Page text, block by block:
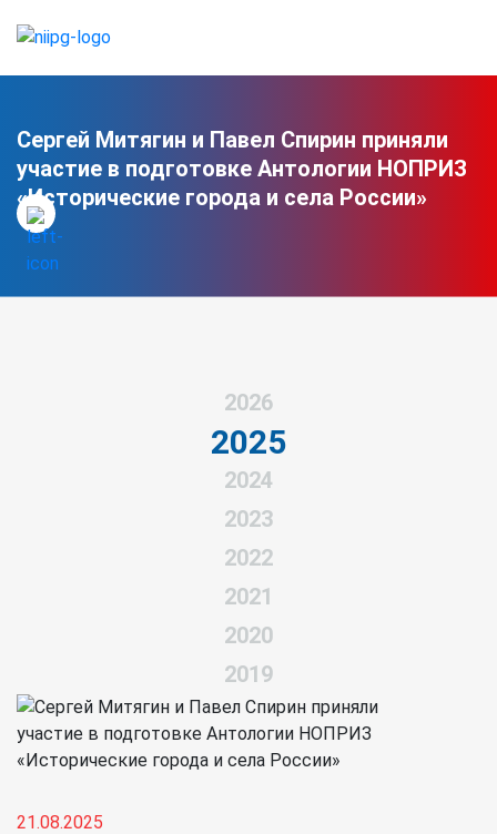
Сергей Митягин и Павел Спирин приняли
участие в подготовке Антологии НОПРИЗ
«Исторические города и села России»
2026
2025
2024
2023
2022
2021
2020
2019
21.08.2025